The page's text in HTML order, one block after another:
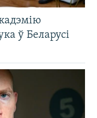
ў Беларусі